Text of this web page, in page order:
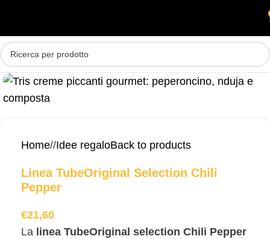
Home/ Idee regaloBack to products
Linea TubeOriginal Selection Chili
Pepper
€21,60
La linea TubeOriginal selection Chili Pepper